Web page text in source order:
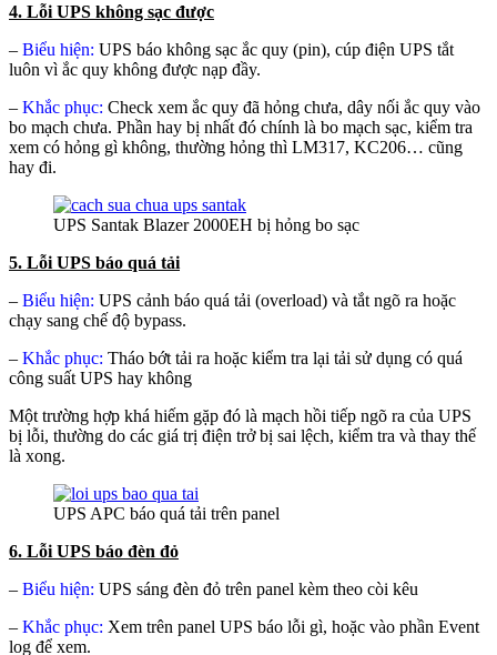
4. Lỗi UPS không sạc được
– Biểu hiện: UPS báo không sạc ắc quy (pin), cúp điện UPS tắt
luôn vì ắc quy không được nạp đầy.
– Khắc phục: Check xem ắc quy đã hỏng chưa, dây nối ắc quy vào
bo mạch chưa. Phần hay bị nhất đó chính là bo mạch sạc, kiểm tra
xem có hỏng gì không, thường hỏng thì LM317, KC206… cũng
hay đi.
UPS Santak Blazer 2000EH bị hỏng bo sạc
5. Lỗi UPS báo quá tải
– Biểu hiện: UPS cảnh báo quá tải (overload) và tắt ngõ ra hoặc
chạy sang chế độ bypass.
– Khắc phục: Tháo bớt tải ra hoặc kiểm tra lại tải sử dụng có quá
công suất UPS hay không
Một trường hợp khá hiếm gặp đó là mạch hồi tiếp ngõ ra của UPS
bị lỗi, thường do các giá trị điện trở bị sai lệch, kiểm tra và thay thế
là xong.
UPS APC báo quá tải trên panel
6. Lỗi UPS báo đèn đỏ
– Biểu hiện: UPS sáng đèn đỏ trên panel kèm theo còi kêu
– Khắc phục: Xem trên panel UPS báo lỗi gì, hoặc vào phần Event
log để xem.